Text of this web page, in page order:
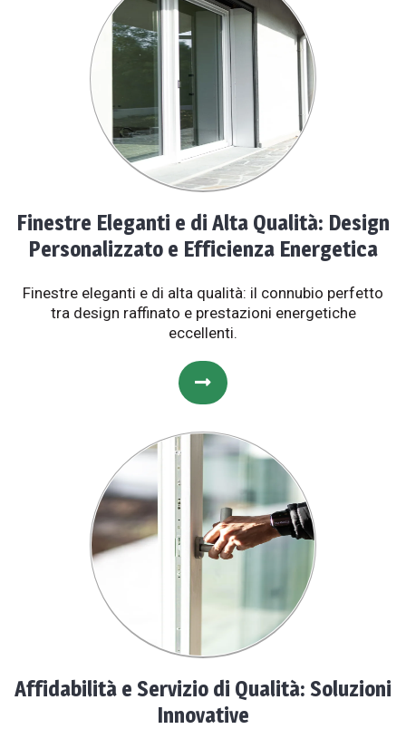
Finestre Eleganti e di Alta Qualità: Design
Personalizzato e Efficienza Energetica
Finestre eleganti e di alta qualità: il connubio perfetto
tra design raffinato e prestazioni energetiche
eccellenti.
Affidabilità e Servizio di Qualità: Soluzioni
Innovative